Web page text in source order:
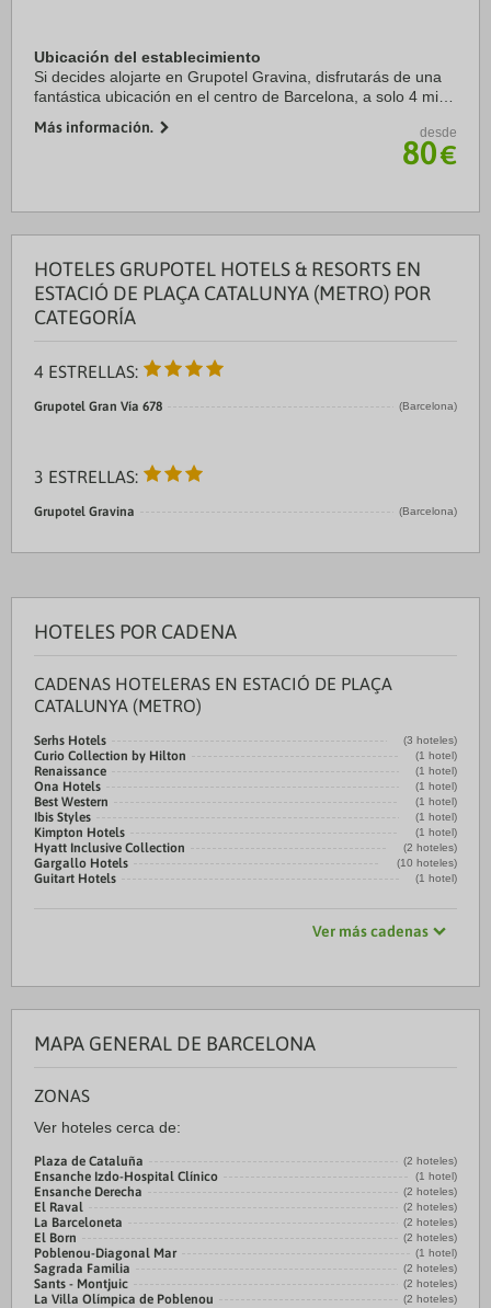
Ubicación del establecimiento
Si decides alojarte en Grupotel Gravina, disfrutarás de una
fantástica ubicación en el centro de Barcelona, a solo 4 min
Además, este hotel se encuentra ...
Más información. desde
80€
HOTELES GRUPOTEL HOTELS & RESORTS EN
ESTACIÓ DE PLAÇA CATALUNYA (METRO) POR
CATEGORÍA
4 ESTRELLAS:
Grupotel Gran Vía 678 (Barcelona)
3 ESTRELLAS:
Grupotel Gravina (Barcelona)
HOTELES POR CADENA
CADENAS HOTELERAS EN ESTACIÓ DE PLAÇA
CATALUNYA (METRO)
Serhs Hotels (3 hoteles)
Curio Collection by Hilton (1 hotel)
Renaissance (1 hotel)
Ona Hotels (1 hotel)
Best Western (1 hotel)
Ibis Styles (1 hotel)
Kimpton Hotels (1 hotel)
Hyatt Inclusive Collection (2 hoteles)
Gargallo Hotels (10 hoteles)
Guitart Hotels (1 hotel)
Ver más cadenas
MAPA GENERAL DE BARCELONA
ZONAS
Ver hoteles cerca de:
Plaza de Cataluña (2 hoteles)
Ensanche Izdo-Hospital Clínico (1 hotel)
Ensanche Derecha (2 hoteles)
El Raval (2 hoteles)
La Barceloneta (2 hoteles)
El Born (2 hoteles)
Poblenou-Diagonal Mar (1 hotel)
Sagrada Familia (2 hoteles)
Sants - Montjuic (2 hoteles)
La Villa Olímpica de Poblenou (2 hoteles)